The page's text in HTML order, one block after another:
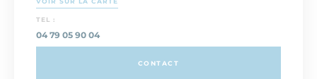
TEL :
04 79 05 90 04
CONTACT